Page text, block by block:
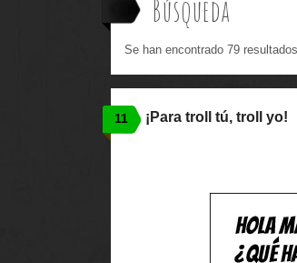
Búsqueda
Se han encontrado 79
11 ¡Para troll tú, troll yo!